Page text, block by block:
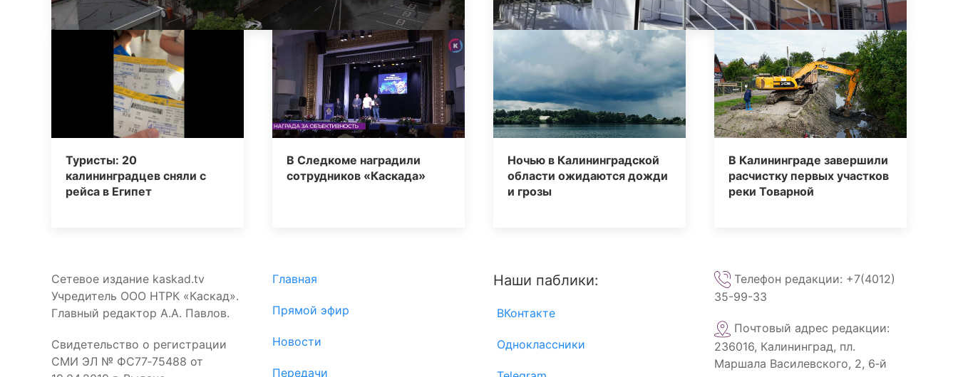
Туристы: 20
калининградцев сняли с
рейса в Египет
В Следкоме наградили
сотрудников «Каскада»
Ночью в Калининградской
области ожидаются дожди
и грозы
В Калининграде завершили
расчистку первых участков
реки Товарной
Сетевое издание kaskad.tv
Учредитель ООО НТРК «Каскад».
Главный редактор А.А. Павлов.
Свидетельство о регистрации
СМИ ЭЛ № ФС77‑75488 от
Главная
Прямой эфир
Новости
Передачи
Наши паблики:
ВКонтакте
Одноклассники
Телефон редакции: +7(4012)
35-99-33
Почтовый адрес редакции:
236016, Калининград, пл.
Маршала Василевского, 2, 6‑й